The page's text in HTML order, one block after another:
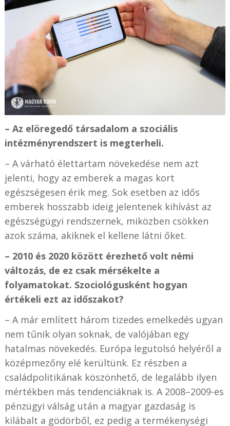
– Az elöregedő társadalom a szociális
intézményrendszert is megterheli.
– A várható élettartam növekedése nem azt
jelenti, hogy az emberek a magas kort
egészségesen érik meg. Sok esetben az idős
emberek hosszabb ideig jelentenek kihívást az
egészségügyi rendszernek, miközben csökken
azok száma, akiknek el kellene látni őket.
– 2010 és 2020 között érezhető volt némi
változás, de ez csak mérsékelte a
folyamatokat. Szociológusként hogyan
értékeli ezt az időszakot?
– A már említett három tizedes emelkedés ugyan
nem tűnik olyan soknak, de valójában egy
hatalmas növekedés. Európa legutolsó helyéről a
középmezőny elé kerültünk. Ez részben a
családpolitikának köszönhető, de legalább ilyen
mértékben más tendenciáknak is. A 2008–2009-es
pénzügyi válság után a magyar gazdaság is
kilábalt a gödörből, ez pedig a termékenységi